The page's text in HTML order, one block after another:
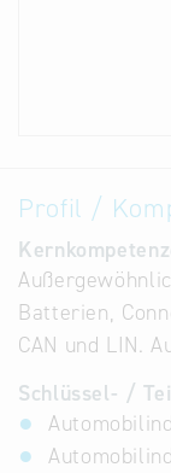
Profil /
Batterien,
CAN und LIN.
Schlüssel- /